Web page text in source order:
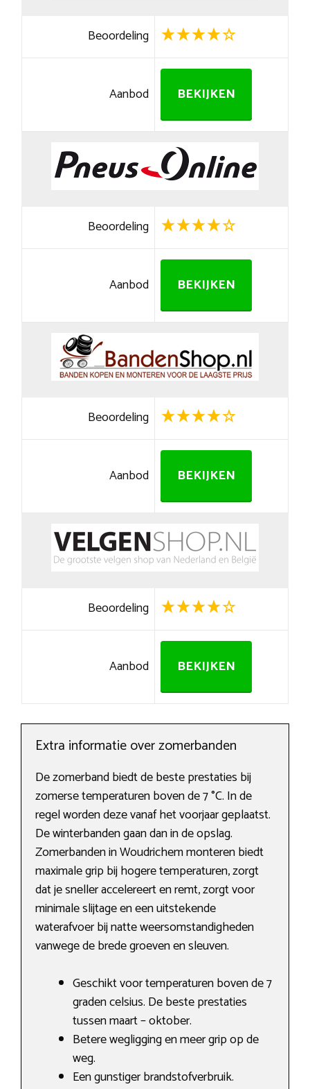
Beoordeling
Aanbod BEKIJKEN
Beoordeling
Aanbod BEKIJKEN
Beoordeling
Aanbod BEKIJKEN
Beoordeling
Aanbod BEKIJKEN
Extra informatie over zomerbanden
De zomerband biedt de beste prestaties bij
zomerse temperaturen boven de 7 °C. In de
regel worden deze vanaf het voorjaar geplaatst.
De winterbanden gaan dan in de opslag.
Zomerbanden in Woudrichem monteren biedt
maximale grip bij hogere temperaturen, zorgt
dat je sneller accelereert en remt, zorgt voor
minimale slijtage en een uitstekende
waterafvoer bij natte weersomstandigheden
vanwege de brede groeven en sleuven.
Geschikt voor temperaturen boven de 7
graden celsius. De beste prestaties
tussen maart – oktober.
Betere wegligging en meer grip op de
weg.
Een gunstiger brandstofverbruik.